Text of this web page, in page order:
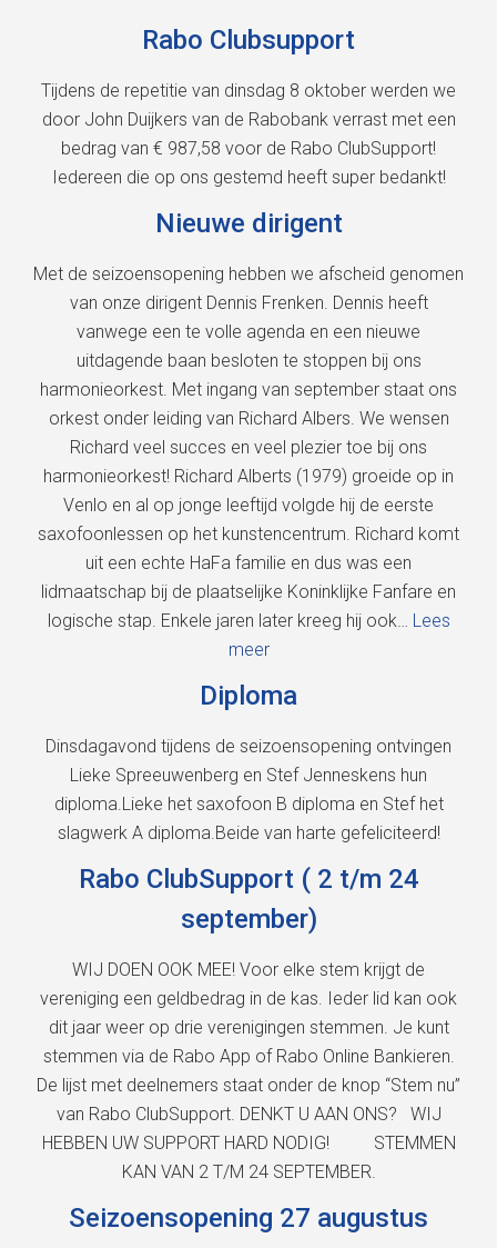
Rabo Clubsupport
Tijdens de repetitie van dinsdag 8 oktober werden we
door John Duijkers van de Rabobank verrast met een
bedrag van € 987,58 voor de Rabo ClubSupport!
Iedereen die op ons gestemd heeft super bedankt!
Nieuwe dirigent
Met de seizoensopening hebben we afscheid genomen
van onze dirigent Dennis Frenken. Dennis heeft
vanwege een te volle agenda en een nieuwe
uitdagende baan besloten te stoppen bij ons
harmonieorkest. Met ingang van september staat ons
orkest onder leiding van Richard Albers. We wensen
Richard veel succes en veel plezier toe bij ons
harmonieorkest! Richard Alberts (1979) groeide op in
Venlo en al op jonge leeftijd volgde hij de eerste
saxofoonlessen op het kunstencentrum. Richard komt
uit een echte HaFa familie en dus was een
lidmaatschap bij de plaatselijke Koninklijke Fanfare en
logische stap. Enkele jaren later kreeg hij ook… Lees
meer
Diploma
Dinsdagavond tijdens de seizoensopening ontvingen
Lieke Spreeuwenberg en Stef Jenneskens hun
diploma.Lieke het saxofoon B diploma en Stef het
slagwerk A diploma.Beide van harte gefeliciteerd!
Rabo ClubSupport ( 2 t/m 24
september)
WIJ DOEN OOK MEE! Voor elke stem krijgt de
vereniging een geldbedrag in de kas. Ieder lid kan ook
dit jaar weer op drie verenigingen stemmen. Je kunt
stemmen via de Rabo App of Rabo Online Bankieren.
De lijst met deelnemers staat onder de knop “Stem nu”
van Rabo ClubSupport. DENKT U AAN ONS? WIJ
HEBBEN UW SUPPORT HARD NODIG! STEMMEN
KAN VAN 2 T/M 24 SEPTEMBER.
Seizoensopening 27 augustus